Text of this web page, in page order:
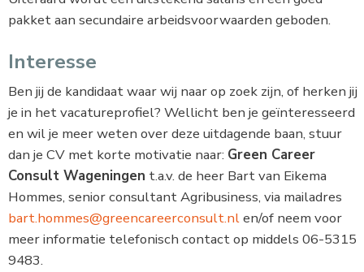
pakket aan secundaire arbeidsvoorwaarden geboden.
Interesse
Ben jij de kandidaat waar wij naar op zoek zijn, of herken jij
je in het vacatureprofiel? Wellicht ben je geïnteresseerd
en wil je meer weten over deze uitdagende baan, stuur
dan je CV met korte motivatie naar: Green Career
Consult Wageningen t.a.v. de heer Bart van Eikema
Hommes, senior consultant Agribusiness, via mailadres
bart.hommes@greencareerconsult.nlen/of neem voor
meer informatie telefonisch contact op middels 06-5315
9483.